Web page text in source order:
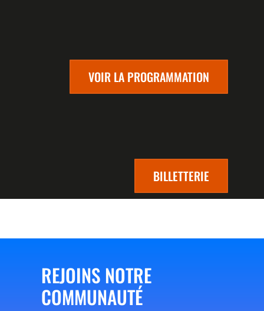
VOIR LA PROGRAMMATION
BILLETTERIE
REJOINS NOTRE
COMMUNAUTÉ